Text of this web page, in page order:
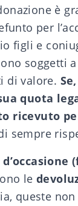
è
per
figli e
soggetti
di valore.
quota
ricevuto
sempre
le
queste